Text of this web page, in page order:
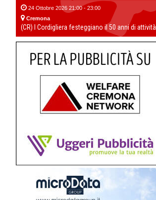
24 Ottobre 2026 21:00 - 23:00
Cremona
(CR) I Cordigliera festeggiano il 50 anni di attività